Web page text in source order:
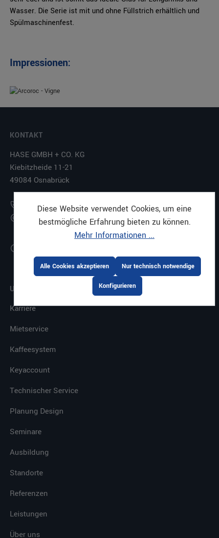
Wasser. Die Serie ist mit und ohne Füllstrich erhältlich und
Spülmaschinenfest.
Impressionen:
KONTAKT
HASE GMBH + CO. KG
Kiebitzheide 11-21
49084 Osnabrück
+49 (0)541-5607-0
shop@haseundco.de
Montag bis Freitag
08:00 - 17:00 Uhr
UNTERNEHMEN
Karriere
Mietservice
Kaffeesystem
Keyaccount
Technischer Service
Planung Design
Seminare
Ausbildung
Standorte
Referenzen
Leistungen
Über uns
Diese Website verwendet Cookies, um eine
bestmögliche Erfahrung bieten zu können.
Mehr Informationen ...
Nur technisch notwendige
Konfigurieren
Alle Cookies akzeptieren